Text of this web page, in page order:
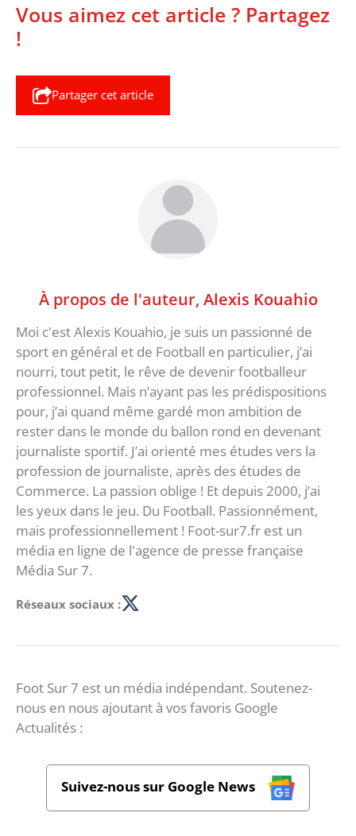
Vous aimez cet article ? Partagez
!
Partager cet article
À propos de l'auteur, Alexis Kouahio
Moi c'est Alexis Kouahio, je suis un passionné de
sport en général et de Football en particulier, j’ai
nourri, tout petit, le rêve de devenir footballeur
professionnel. Mais n’ayant pas les prédispositions
pour, j’ai quand même gardé mon ambition de
rester dans le monde du ballon rond en devenant
journaliste sportif. J’ai orienté mes études vers la
profession de journaliste, après des études de
Commerce. La passion oblige ! Et depuis 2000, j’ai
les yeux dans le jeu. Du Football. Passionnément,
mais professionnellement ! Foot-sur7.fr est un
média en ligne de l'agence de presse française
Média Sur 7.
Réseaux sociaux :
Foot Sur 7 est un média indépendant. Soutenez-
nous en nous ajoutant à vos favoris Google
Actualités :
Suivez-nous sur Google News